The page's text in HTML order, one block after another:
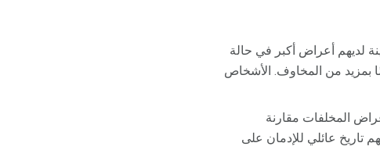
لديهم أعراض أكبر في حالة
بمزيد من المخاوف. الأشخاص
المخلفات مقارنة
تاريخ عائلي للإدمان على